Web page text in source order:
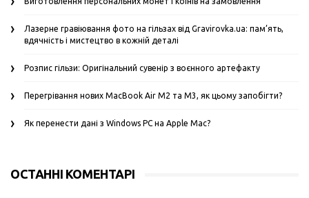
Лазерне гравіювання фото на гільзах від Gravirovka.ua: пам’ять,
вдячність і мистецтво в кожній деталі
Розпис гільзи: Оригінальний сувенір з воєнного артефакту
Перегрівання нових MacBook Air M2 та M3, як цьому запобігти?
Як перенести дані з Windows PC на Apple Mac?
ОСТАННІ КОМЕНТАРІ